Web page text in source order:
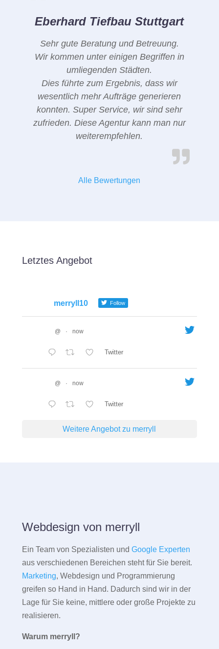
Eberhard Tiefbau Stuttgart
Sehr gute Beratung und Betreuung.
Wir kommen unter einigen Begriffen in
umliegenden Städten.
Dies führte zum Ergebnis, dass wir
wesentlich mehr Aufträge generieren
konnten. Super Service, wir sind sehr
zufrieden. Diese Agentur kann man nur
weiterempfehlen.
Alle Bewertungen
Letztes Angebot
merryll10 Follow
@ · now
Twitter
@ · now
Twitter
Weitere Angebot zu merryll
Webdesign von merryll
Ein Team von Spezialisten und Google Experten
aus verschiedenen Bereichen steht für Sie bereit.
Marketing, Webdesign und Programmierung
greifen so Hand in Hand. Dadurch sind wir in der
Lage für Sie keine, mittlere oder große Projekte zu
realisieren.
Warum merryll?